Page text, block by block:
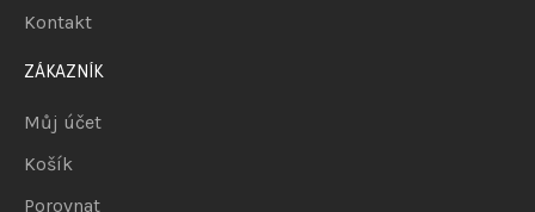
Kontakt
ZÁKAZNÍK
Můj účet
Košík
Porovnat